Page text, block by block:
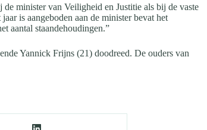
minister van Veiligheid en Justitie als bij de vaste
is aangeboden aan de minister bevat het
aantal staandehoudingen.”
Yannick Frijns (21) doodreed. De ouders van